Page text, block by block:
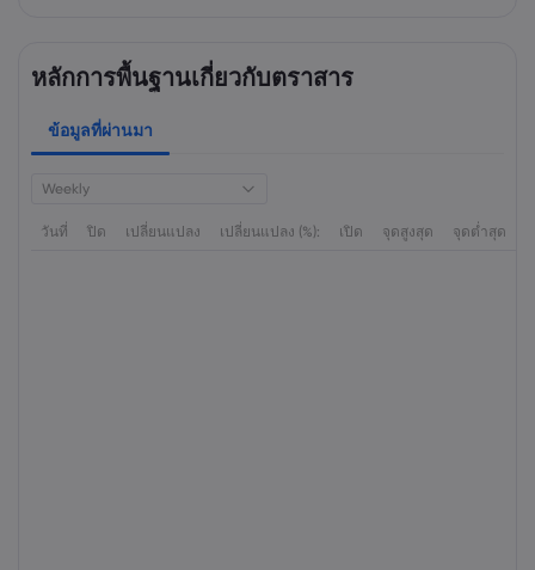
หลักการพื้นฐานเกี่ยวกับตราสาร
ข้อมูลที่ผ่านมา
Weekly
วันที่ ปิด เปลี่ยนแปลง เปลี่ยนแปลง (%): เปิด จุดสูงสุด จุดต่ำสุด